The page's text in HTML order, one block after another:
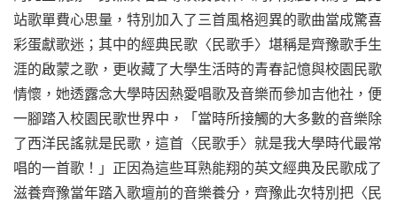
站歌單費心思量，特別加入了三首風格迥異的歌曲當成驚喜
彩蛋獻歌迷；其中的經典民歌〈民歌手〉堪稱是齊豫歌手生
涯的啟蒙之歌，更收藏了大學生活時的青春記憶與校園民歌
情懷，她透露念大學時因熱愛唱歌及音樂而參加吉他社，便
一腳踏入校園民歌世界中，「當時所接觸的大多數的音樂除
了西洋民謠就是民歌，這首〈民歌手〉就是我大學時代最常
唱的一首歌！」正因為這些耳熟能翔的英文經典及民歌成了
滋養齊豫當年踏入歌壇前的音樂養分，齊豫此次特別把〈民